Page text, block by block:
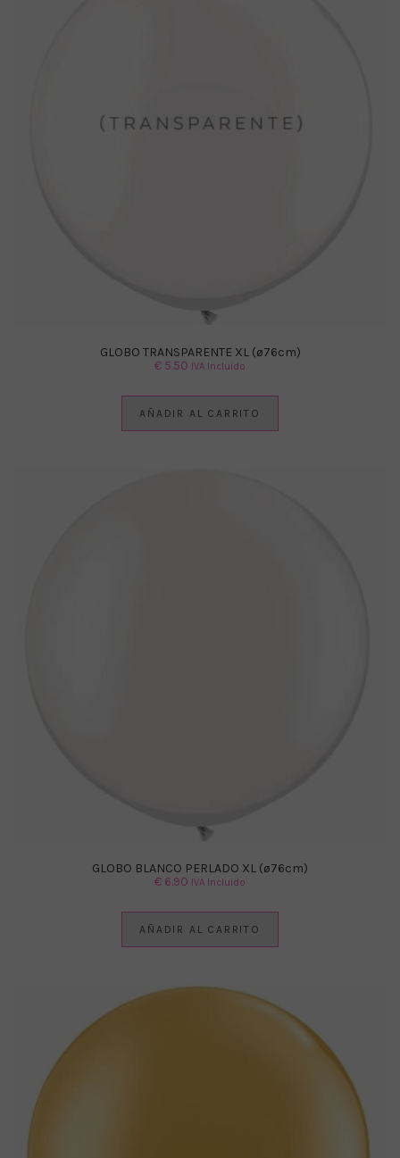
GLOBO TRANSPARENTE XL (ø76cm)
€ 5.50 IVA Incluido
AÑADIR AL CARRITO
GLOBO BLANCO PERLADO XL (ø76cm)
€ 6.90 IVA Incluido
AÑADIR AL CARRITO